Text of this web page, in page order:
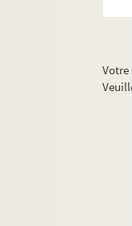
Votre